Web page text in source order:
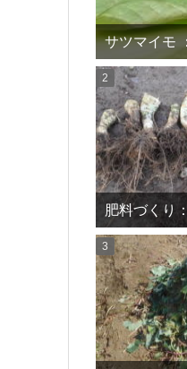
サツマイモ
肥料づくり